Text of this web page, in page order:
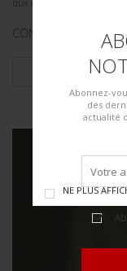
Abonnez-
des
actualité
NE PLUS
CONDITION :
PLUS DE